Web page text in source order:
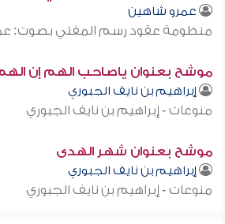
عمرو شاهين
منظومة عقود رسم المفتي بصوت:
موشح بعنوان ياصاحب الهم إن
إبراهيم بن نايف الجبوري
منوعات - إبراهيم بن نايف الجبوري
موشح بعنوان شهر الهدى
إبراهيم بن نايف الجبوري
منوعات - إبراهيم بن نايف الجبوري